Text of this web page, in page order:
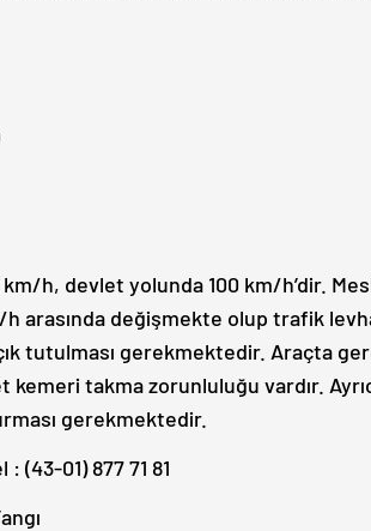
km/h, devlet yolunda 100 km/h’dir.
h arasında değişmekte olup trafik
tutulması gerekmektedir. Araçta
takma zorunluluğu vardır.
gerekmektedir.
(43-01) 877 71 81